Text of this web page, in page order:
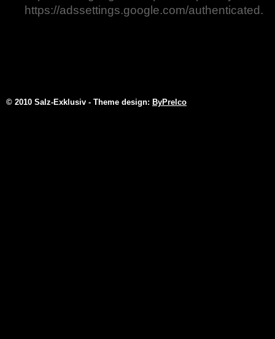
https://adssettings.google.com/authenticated.
© 2010 Salz-Exklusiv - Theme design: ByPrelco